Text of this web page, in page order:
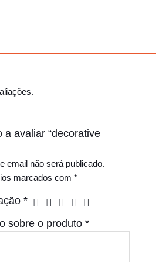
a avaliar “decorative
email não será publicado.
marcados com*
*
sobre o produto*